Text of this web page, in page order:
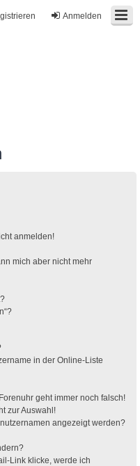
Anmelden
anmelden!
mich aber nicht mehr
in der Online-Liste
geht immer noch falsch!
zur Auswahl!
angezeigt werden?
Link klicke, werde ich